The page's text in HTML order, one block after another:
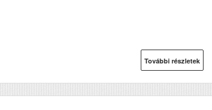
További részletek